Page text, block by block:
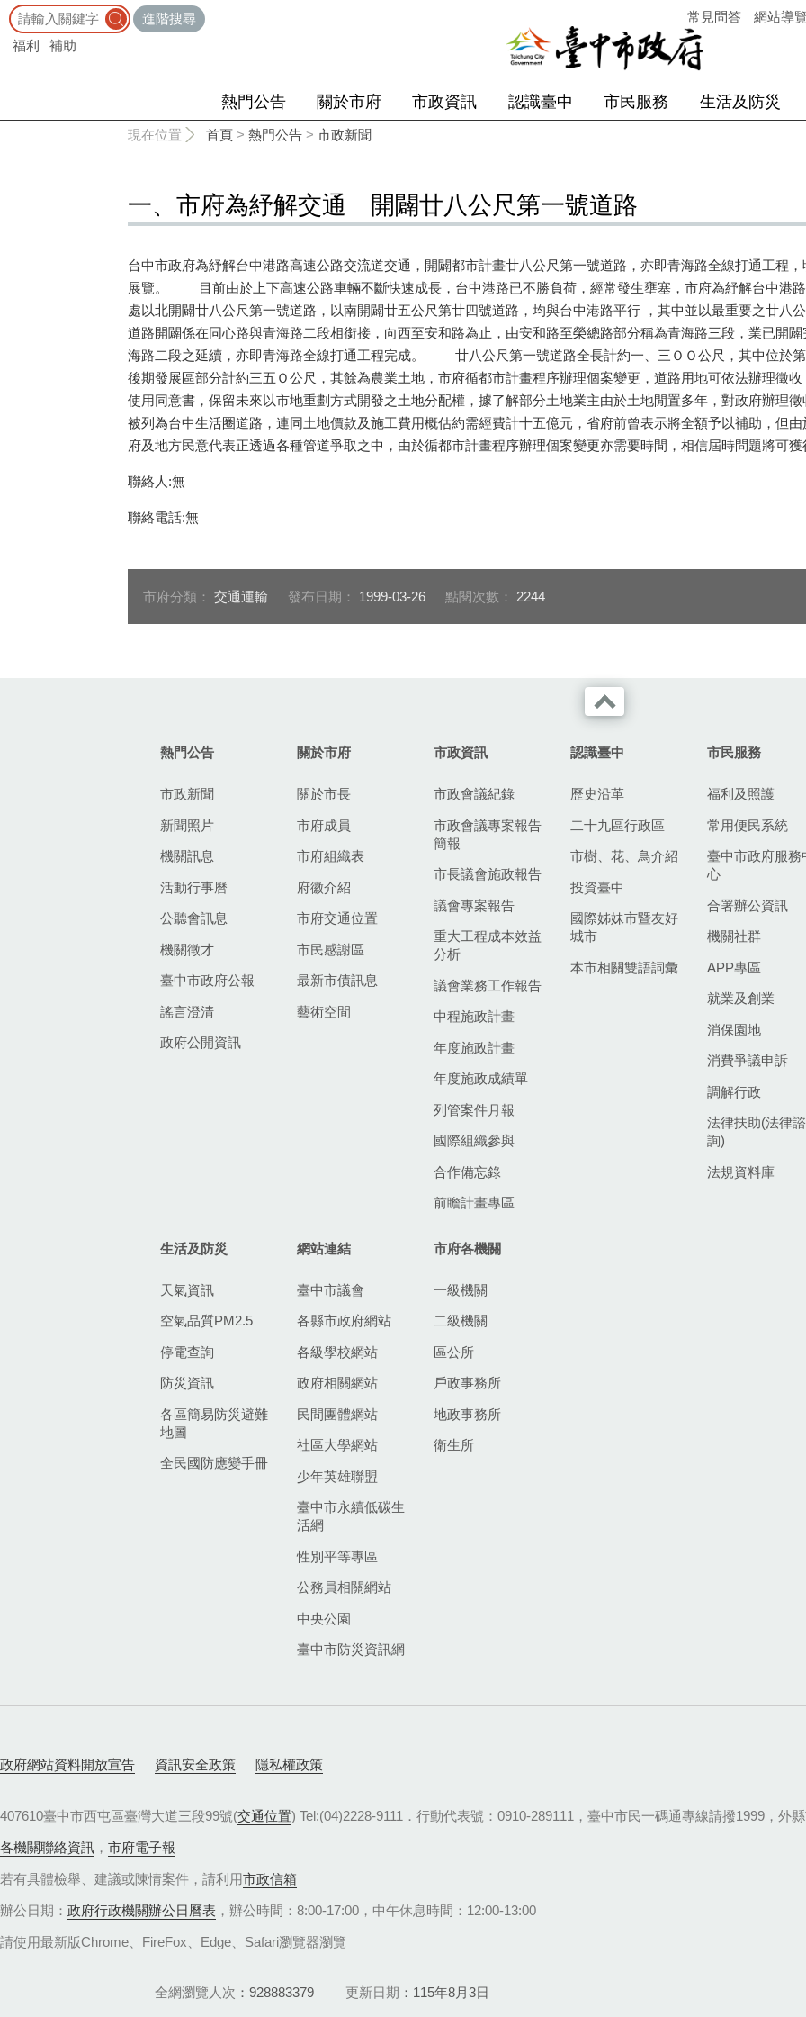
進階搜尋
福利
補助
常見問答 網站導
熱門公告 關於市府 市政資訊 認識臺中 市民服務 生活及防災
現在位置 首頁 > 熱門公告 > 市政新聞
一、市府為紓解交通 開闢廿八公尺第一號道路
台中市政府為紓解台中港路高速公路交流道交通，開闢都市計畫廿八公尺第一號道路，亦即青海路全線打通工程
展覽。 目前由於上下高速公路車輛不斷快速成長，台中港路已不勝負荷，經常發生壅塞，市府為紓解台中港
處以北開闢廿八公尺第一號道路，以南開闢廿五公尺第廿四號道路，均與台中港路平行 ，其中並以最重要之
道路開闢係在同心路與青海路二段相銜接，向西至安和路為止，由安和路至榮總路部分稱為青海路三段，業已開
海路二段之延續，亦即青海路全線打通工程完成。 廿八公尺第一號道路全長計約一、三ＯＯ公尺，其中位於
後期發展區部分計約三五Ｏ公尺，其餘為農業土地，市府循都市計畫程序辦理個案變更，道路用地可依法辦理徵
使用同意書，保留未來以市地重劃方式開發之土地分配權，據了解部分土地業主由於土地閒置多年，對政府辦
被列為台中生活圈道路，連同土地價款及施工費用概估約需經費計十五億元，省府前曾表示將全額予以補助，但
府及地方民意代表正透過各種管道爭取之中，由於循都市計畫程序辦理個案變更亦需要時間，相信屆時問題將可獲
聯絡人:無
聯絡電話:無
市府分類： 交通運輸 發布日期： 1999-03-26 點閱次數： 2244
熱門公告
市政新聞
新聞照片
機關訊息
活動行事曆
公聽會訊息
機關徵才
臺中市政府公報
謠言澄清
政府公開資訊
關於市府
關於市長
市府成員
市府組織表
府徽介紹
市府交通位置
市民感謝區
最新市債訊息
藝術空間
市政資訊
市政會議紀錄
市政會議專案報告
簡報
市長議會施政報告
議會專案報告
重大工程成本效益
分析
議會業務工作報告
中程施政計畫
年度施政計畫
年度施政成績單
列管案件月報
國際組織參與
合作備忘錄
前瞻計畫專區
認識臺中
歷史沿革
二十九區行政區
市樹、花、鳥介紹
投資臺中
國際姊妹市暨友好
城市
本市相關雙語詞彙
市民服務
福利及照護
常用便民系統
臺中市政府服務
心
合署辦公資訊
機關社群
APP專區
就業及創業
消保園地
消費爭議申訴
調解行政
法律扶助(法律諮
詢)
法規資料庫
生活及防災
天氣資訊
空氣品質PM2.5
停電查詢
防災資訊
各區簡易防災避難
地圖
全民國防應變手冊
網站連結
臺中市議會
各縣市政府網站
各級學校網站
政府相關網站
民間團體網站
社區大學網站
少年英雄聯盟
臺中市永續低碳生
活網
性別平等專區
公務員相關網站
中央公園
臺中市防災資訊網
市府各機關
一級機關
二級機關
區公所
戶政事務所
地政事務所
衛生所
政府網站資料開放宣告 資訊安全政策 隱私權政策
407610臺中市西屯區臺灣大道三段99號(交通位置) Tel:(04)2228-9111．行動代表號：0910-289111，臺中市民一碼通專線請撥1999，外
各機關聯絡資訊 ， 市府電子報
若有具體檢舉、建議或陳情案件，請利用市政信箱
辦公日期： 政府行政機關辦公日曆表 ，辦公時間：8:00-17:00，中午休息時間：12:00-13:00
請使用最新版Chrome、FireFox、Edge、Safari瀏覽器瀏覽
全網瀏覽人次 928883379 更新日期 115年8月3日